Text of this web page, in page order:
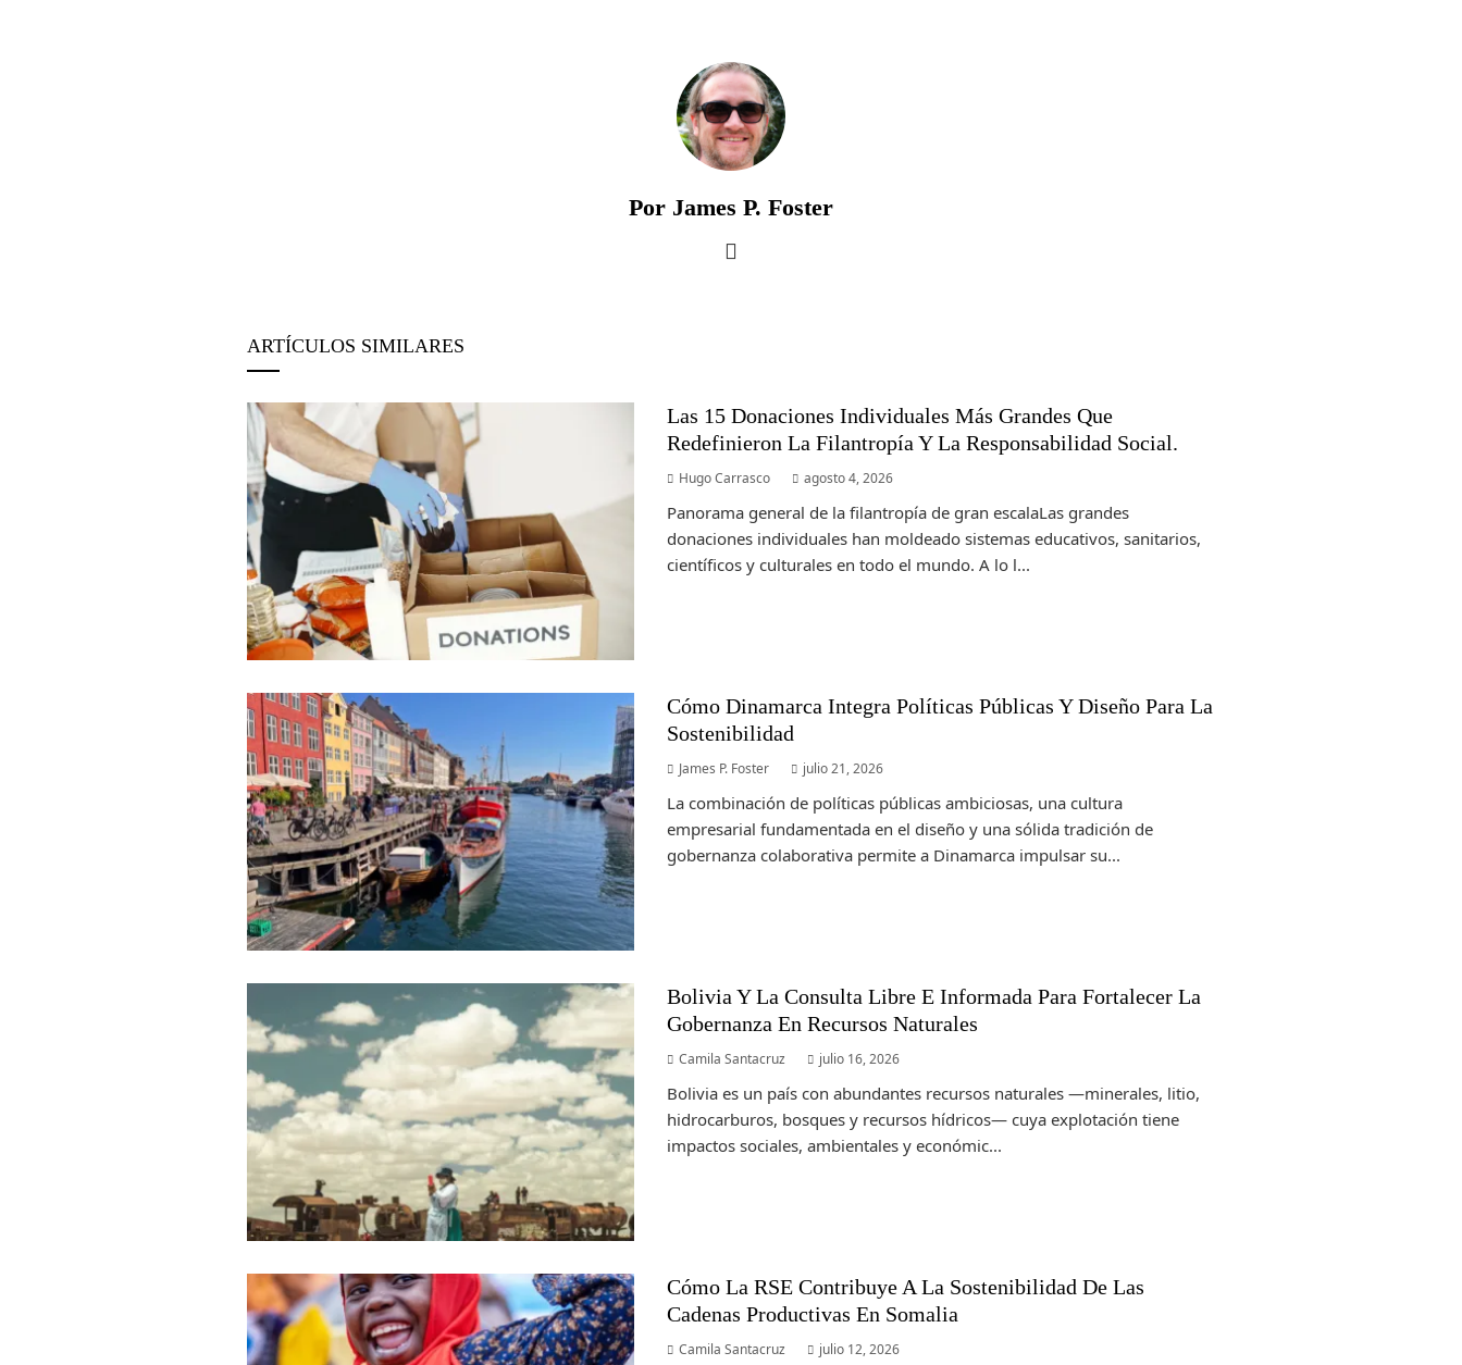
Por James P. Foster
ARTÍCULOS SIMILARES
Las 15 Donaciones Individuales Más Grandes Que
Redefinieron La Filantropía Y La Responsabilidad Social.
Hugo Carrasco agosto 4, 2026
Panorama general de la filantropía de gran escalaLas grandes
donaciones individuales han moldeado sistemas educativos, sanitarios,
científicos y culturales en todo el mundo. A lo l...
Cómo Dinamarca Integra Políticas Públicas Y Diseño Para La
Sostenibilidad
James P. Foster julio 21, 2026
La combinación de políticas públicas ambiciosas, una cultura
empresarial fundamentada en el diseño y una sólida tradición de
gobernanza colaborativa permite a Dinamarca impulsar su...
Bolivia Y La Consulta Libre E Informada Para Fortalecer La
Gobernanza En Recursos Naturales
Camila Santacruz julio 16, 2026
Bolivia es un país con abundantes recursos naturales —minerales, litio,
hidrocarburos, bosques y recursos hídricos— cuya explotación tiene
impactos sociales, ambientales y económic...
Cómo La RSE Contribuye A La Sostenibilidad De Las
Cadenas Productivas En Somalia
Camila Santacruz julio 12, 2026